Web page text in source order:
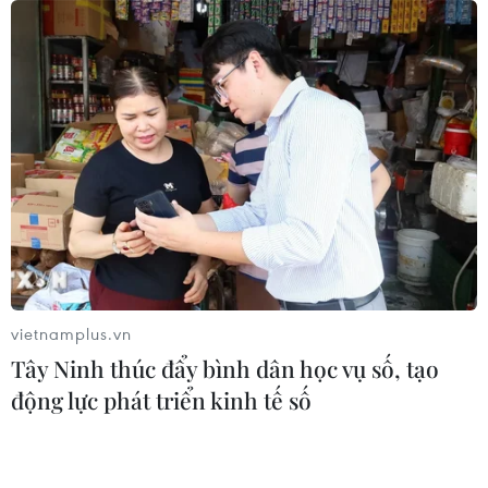
"Doanh nghiệp phải là lực lượng
nòng cốt phát triển công nghệ chiến
lược"
07/08/2026 07:09
Meta bồi thường gần 600 triệu USD
vì gây tổn hại sức khỏe tâm thần trẻ
em
07/08/2026 04:28
Mỹ áp thuế 15% đối với nguyên liệu
vietnamplus.vn
Tây Ninh thúc đẩy bình dân học vụ số, tạo
động lực phát triển kinh tế số